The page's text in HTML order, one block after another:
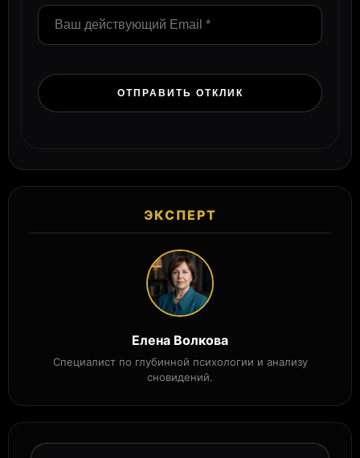
ЭКСПЕРТ
Елена Волкова
Специалист по глубинной психологии и анализу
сновидений.